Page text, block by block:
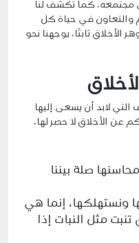
مجتمعه، كما تكشف لنا
والتعاون في حياة كل
الأخلاق ثابتًا، يوجهنا نحو
لابد أن يسعى إليها
عن الأخلاق لا حصر لها،
صلة بيننا
ونستهلكها، إنما هي
مثل النبات إذا